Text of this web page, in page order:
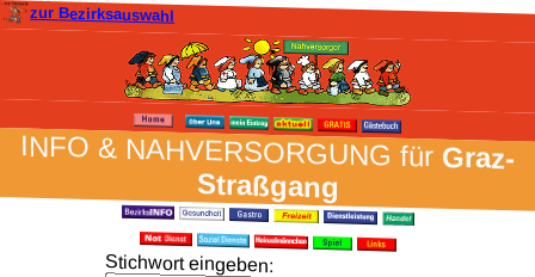
zur Bezirksauswahl
INFO & NAH­VER­SORG­UNG fürGraz-
Straßgang
Stich­wort ein­geben: